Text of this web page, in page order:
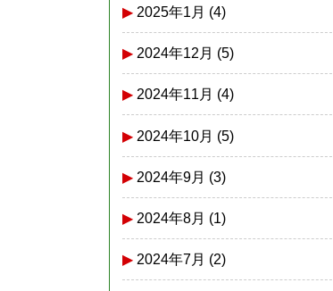
2025年1月 (4)
2024年12月 (5)
2024年11月 (4)
2024年10月 (5)
2024年9月 (3)
2024年8月 (1)
2024年7月 (2)